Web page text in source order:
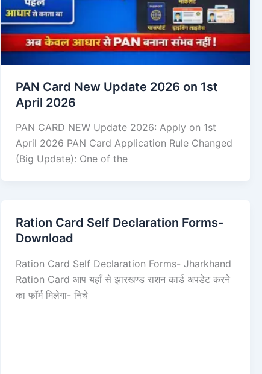
PAN Card New Update 2026 on 1st
April 2026
PAN CARD NEW Update 2026: Apply on 1st
April 2026 PAN Card Application Rule Changed
(Big Update): One of the
Ration Card Self Declaration Forms-
Download
Ration Card Self Declaration Forms- Jharkhand
Ration Card आप यहाँ से झारखण्ड राशन कार्ड अपडेट करने
का फॉर्म मिलेगा- निचे